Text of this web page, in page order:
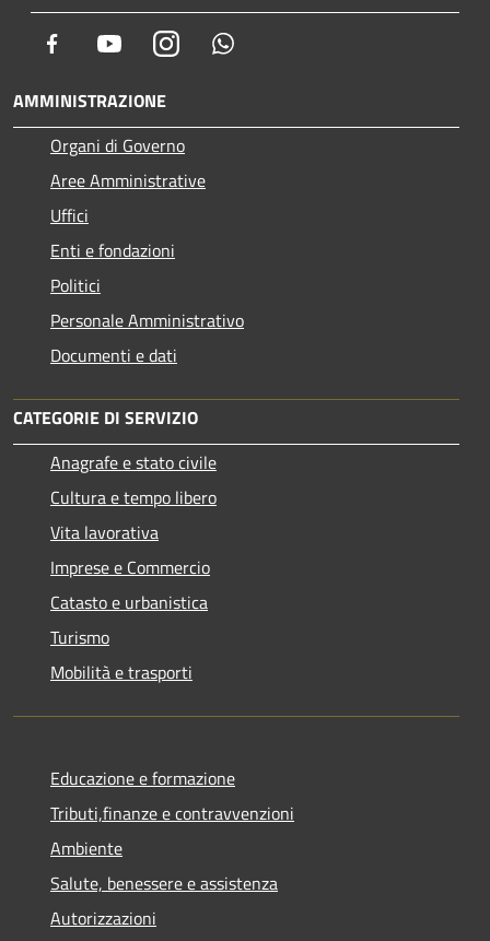
Facebook YoutubeInstagram
AMMINISTRAZIONE
Organi di Governo
Aree Amministrative
Uffici
Enti e fondazioni
Politici
Personale Amministrativo
Documenti e dati
CATEGORIE DI SERVIZIO
Anagrafe e stato civile
Cultura e tempo libero
Vita lavorativa
Imprese e Commercio
Catasto e urbanistica
Turismo
Mobilità e trasporti
Educazione e formazione
Tributi,finanze e contravvenzioni
Ambiente
Salute, benessere e assistenza
Autorizzazioni